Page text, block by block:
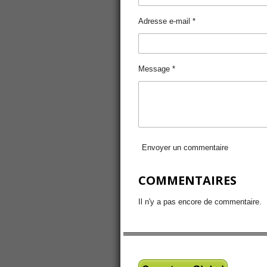
Adresse e-mail *
Message *
Envoyer un commentaire
COMMENTAIRES
Il n'y a pas encore de commentaire.